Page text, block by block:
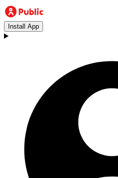
Install App